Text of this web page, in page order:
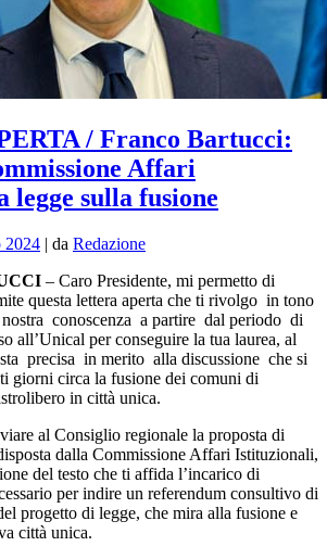
/ Franco Bartucci:
Affari
sulla fusione
2024 | da Redazione
– Caro Presidente, mi permetto di
questa lettera aperta che ti rivolgo in tono
conoscenza a partire dal periodo di
all’Unical per conseguire la tua laurea, al
precisa in merito alla discussione che si
giorni circa la fusione dei comuni di
in città unica.
al Consiglio regionale la proposta di
dalla Commissione Affari Istituzionali,
del testo che ti affida l’incarico di
per indire un referendum consultivo di
progetto di legge, che mira alla fusione e
città unica.